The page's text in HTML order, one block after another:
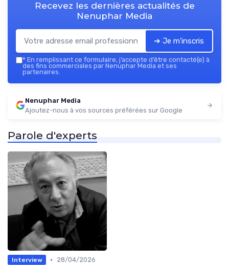
Recevez les dernières actualités de
Nenuphar Media
➔ Je m'inscris
* En remplissant ce formulaire, j’accepte d’être contacté(e) à
des fins commerciales par Nenuphar Media et ses
partenaires.
Nenuphar Media
Ajoutez-nous à vos sources préférées sur Google
Parole d'experts
Interview •
28/04/2026